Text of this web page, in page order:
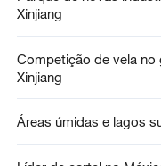
Xinjiang
Competição de vela no
Xinjiang
Áreas úmidas e lagos